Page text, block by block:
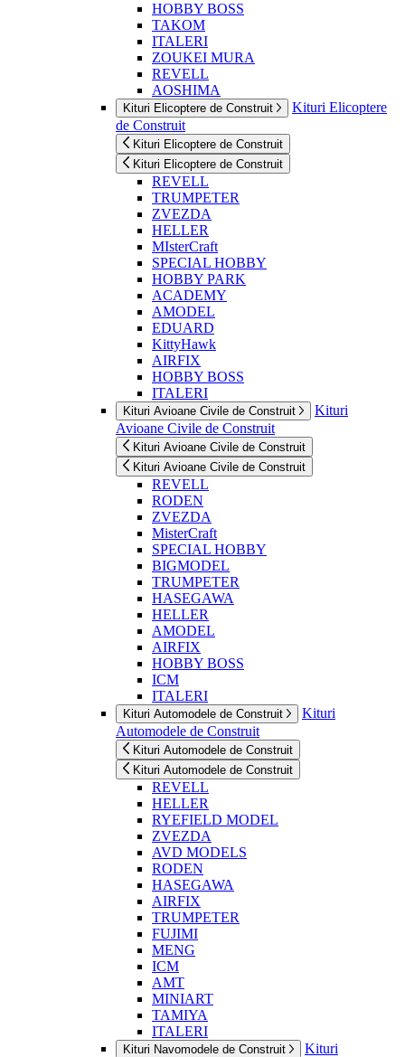
HOBBY BOSS
TAKOM
ITALERI
ZOUKEI MURA
REVELL
AOSHIMA
Kituri Elicoptere de Construit
Kituri Elicoptere
de Construit
Kituri Elicoptere de Construit
Kituri Elicoptere de Construit
REVELL
TRUMPETER
ZVEZDA
HELLER
MIsterCraft
SPECIAL HOBBY
HOBBY PARK
ACADEMY
AMODEL
EDUARD
KittyHawk
AIRFIX
HOBBY BOSS
ITALERI
Kituri Avioane Civile de Construit
Kituri
Avioane Civile de Construit
Kituri Avioane Civile de Construit
Kituri Avioane Civile de Construit
REVELL
RODEN
ZVEZDA
MisterCraft
SPECIAL HOBBY
BIGMODEL
TRUMPETER
HASEGAWA
HELLER
AMODEL
AIRFIX
HOBBY BOSS
ICM
ITALERI
Kituri Automodele de Construit
Kituri
Automodele de Construit
Kituri Automodele de Construit
Kituri Automodele de Construit
REVELL
HELLER
RYEFIELD MODEL
ZVEZDA
AVD MODELS
RODEN
HASEGAWA
AIRFIX
TRUMPETER
FUJIMI
MENG
ICM
AMT
MINIART
TAMIYA
ITALERI
Kituri Navomodele de Construit
Kituri